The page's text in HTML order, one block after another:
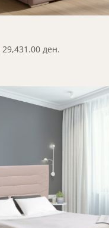
29,431.00 ден.